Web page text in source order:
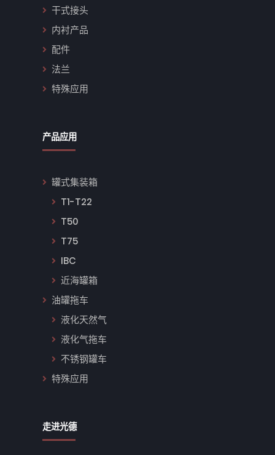
干式接头
内衬产品
配件
法兰
特殊应用
产品应用
罐式集装箱
T1-T22
T50
T75
IBC
近海罐箱
油罐拖车
液化天然气
液化气拖车
不锈钢罐车
特殊应用
走进光德